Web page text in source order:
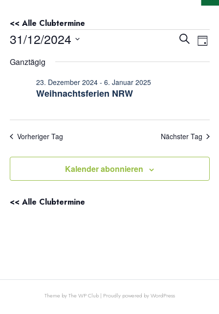
<< Alle Clubtermine
Veranstaltungen für 31.
und
SucheTag
31/12/2024
wählen.
Ganztägig
Weihnachtsferien NRW
23. Dezember 2024- 6. Januar 2025
Vorheriger Tag Nächster Tag
Kalender abonnieren
<< Alle Clubtermine
Theme by The WP Club | Proudly powered by WordPress